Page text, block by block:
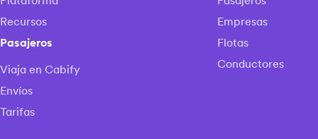
Recursos
Pasajeros
Viaja en Cabify
Envíos
Tarifas
Empresas
Flotas
Conductores